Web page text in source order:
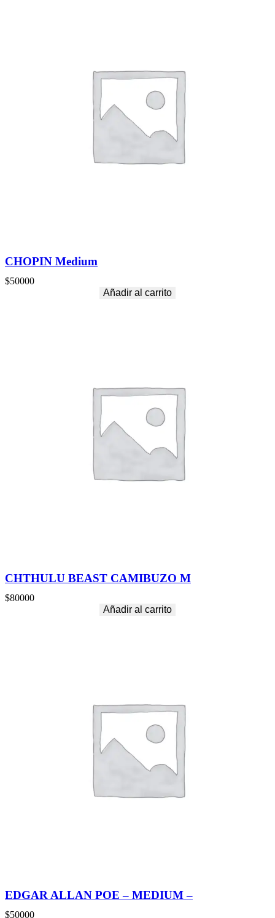
CHOPIN Medium
$50000
Añadir al carrito
CHTHULU BEAST CAMIBUZO M
$80000
Añadir al carrito
EDGAR ALLAN POE – MEDIUM –
$50000